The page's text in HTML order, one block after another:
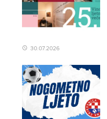
30.07.2026